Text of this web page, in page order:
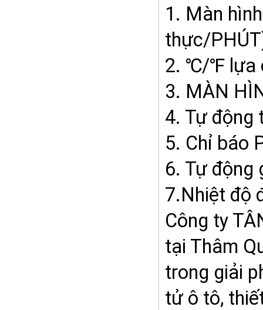
1. Màn
thực/
2. ℃/℉ lựa
3. MÀN
4. Tự động
5. Chỉ báo
6. Tự động
7.Nhiệt độ
Công ty
tại Thâm
trong giải
tử ô tô,